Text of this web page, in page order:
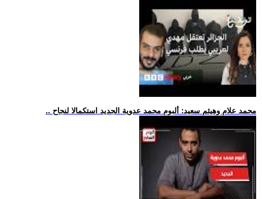
.. محمد علام وهيثم سعيد: ألبوم محمد عدوية الجديد استكمالا لنجاح